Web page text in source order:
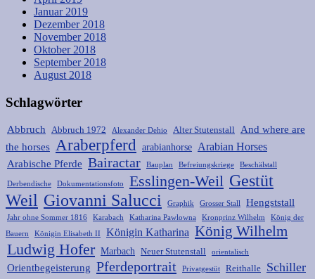
Januar 2019
Dezember 2018
November 2018
Oktober 2018
September 2018
August 2018
Schlagwörter
Abbruch Abbruch 1972 Alexander Dehio Alter Stutenstall
And where are
the horses Araberpferd arabianhorse Arabian Horses
Arabische Pferde Bairactar Bauplan Befreiungskriege Beschälstall
Derbendische Dokumentationsfoto Esslingen-Weil Gestüt
Weil Giovanni Salucci Graphik Grosser Stall Hengststall
Jahr ohne Sommer 1816 Karabach Katharina Pawlowna Kronprinz Wilhelm König der
Bauern Königin Elisabeth II Königin Katharina König Wilhelm
Ludwig Hofer Marbach Neuer Stutenstall orientalisch
Orientbegeisterung Pferdeportrait Privatgestüt Reithalle Schiller